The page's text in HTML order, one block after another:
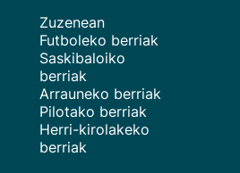
Zuzenean
Futboleko berriak
Saskibaloiko
berriak
Arrauneko berriak
Pilotako berriak
Herri-kirolakeko
berriak